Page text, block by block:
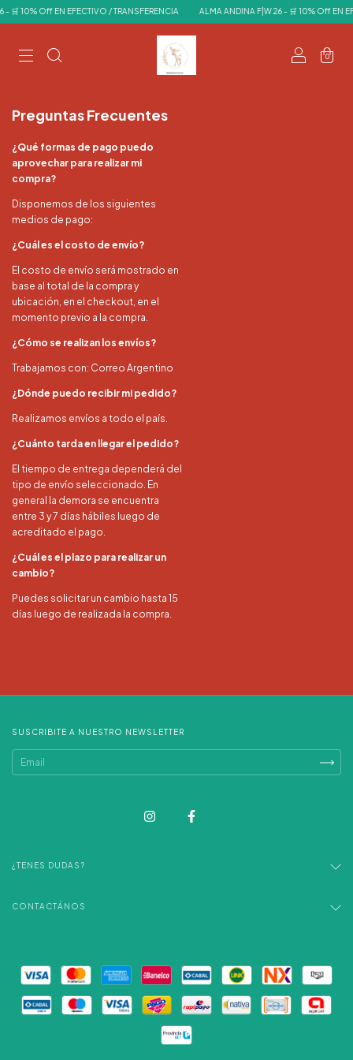
🛒 10% Off EN EFECTIVO / TRANSFERENCIA ALMA ANDINA F|W 26 - 🛒 10% Off EN
0
Preguntas Frecuentes
¿Qué formas de pago puedo
aprovechar para realizar mi
compra?
Disponemos de los siguientes
medios de pago:
¿Cuál es el costo de envío?
El costo de envío será mostrado en
base al total de la compra y
ubicación, en el checkout, en el
momento previo a la compra.
¿Cómo se realizan los envíos?
Trabajamos con: Correo Argentino
¿Dónde puedo recibir mi pedido?
Realizamos envíos a todo el país.
¿Cuánto tarda en llegar el pedido?
El tiempo de entrega dependerá del
tipo de envío seleccionado. En
general la demora se encuentra
entre 3 y 7 días hábiles luego de
acreditado el pago.
¿Cuál es el plazo para realizar un
cambio?
Puedes solicitar un cambio hasta 15
días luego de realizada la compra.
SUSCRIBITE A NUESTRO NEWSLETTER
¿TENES DUDAS?
CONTACTÁNOS